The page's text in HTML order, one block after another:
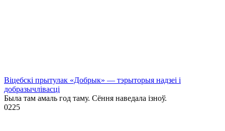
Віцебскі прытулак «‎Добрык»‎ — тэрыторыя надзеі і
добразычлівасці
Была там амаль год таму. Сёння наведала ізноў.
0225